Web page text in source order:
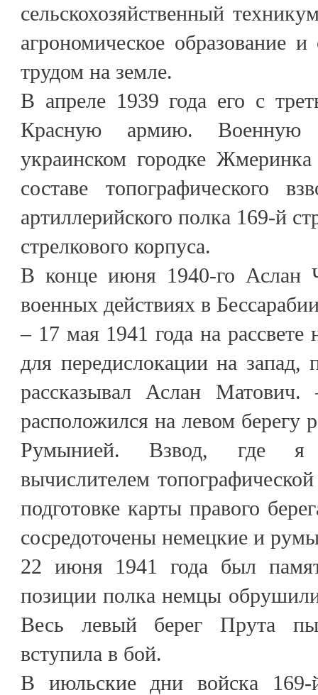
сельскохозяйственный
агрономическое образование
трудом на земле.
В апреле 1939 года его с
Красную армию.
украинском городке
составе топографического
артиллерийского полка 169-й
стрелкового корпуса.
В конце июня 1940-го Аслан
военных действиях в
– 17 мая 1941 года на рассвете
для передислокации на
рассказывал Аслан
расположился на левом берегу
Румынией. Взвод, где я
вычислителем
подготовке карты правого
сосредоточены немецкие и
22 июня 1941 года был
позиции полка немцы
Весь левый берег Прута
вступила в бой.
В июльские дни войска 169-